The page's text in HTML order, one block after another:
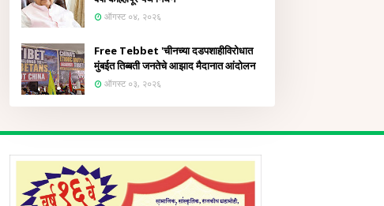
ऑगस्ट ०४, २०२६
Free Tebbet 'चीनच्या दडपशाहीविरोधात
मुंबईत तिब्बती जनतेचे आझाद मैदानात आंदोलन
ऑगस्ट ०३, २०२६